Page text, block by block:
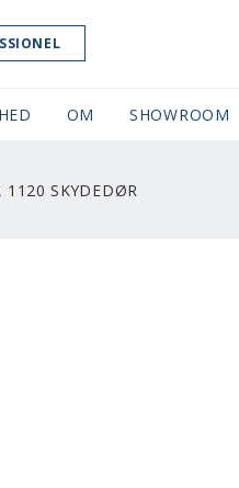
OM SHOWROOM
1120 SKYDEDØR